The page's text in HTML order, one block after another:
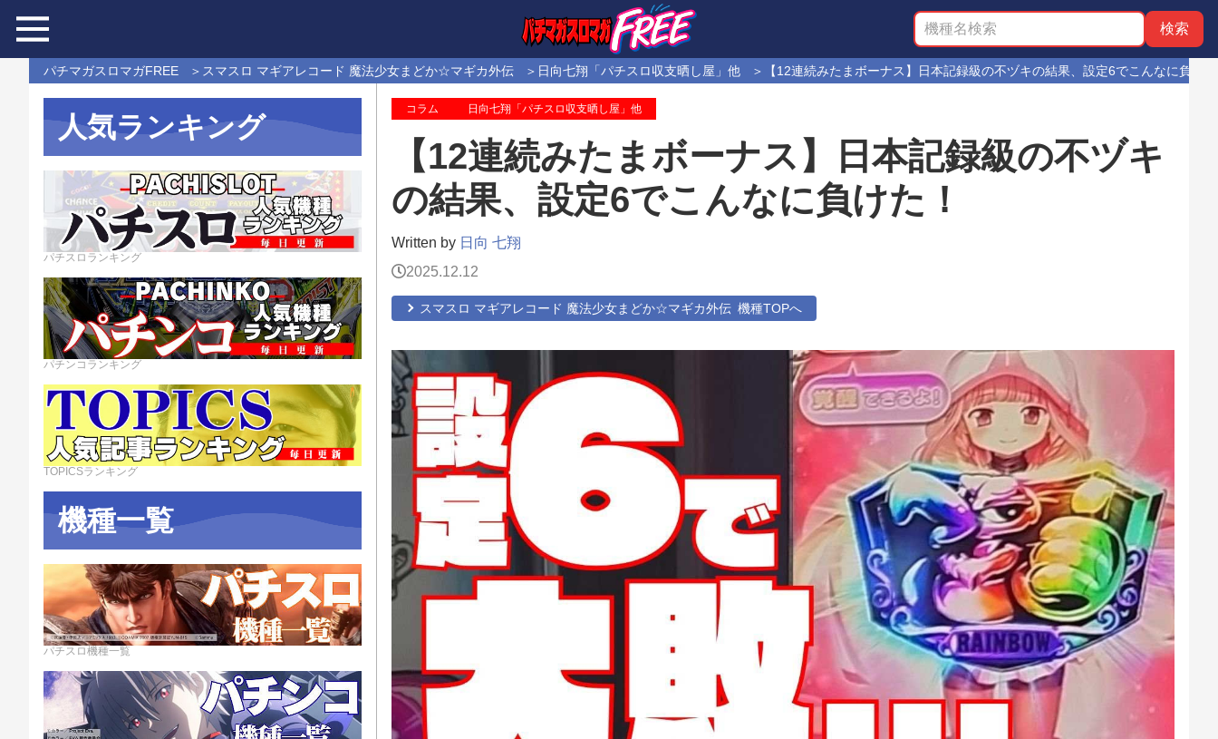
パチマガスロマガFREE スマスロ マギアレコード 魔法少女まどか☆マギカ外伝 日向七翔「パチスロ収支晒し屋」他 【12連続みたまボーナス】日本記録級の不ヅキの結果、設定6でこんなに負け
コラム 日向七翔「パチスロ収支晒し屋」他
【12連続みたまボーナス】日本記録級の不ヅキ
の結果、設定6でこんなに負けた！
Written by 日向 七翔
2025.12.12
スマスロ マギアレコード 魔法少女まどか☆マギカ外伝
人気ランキング
パチスロランキング
パチンコランキング
TOPICSランキング
機種一覧
パチスロ機種一覧